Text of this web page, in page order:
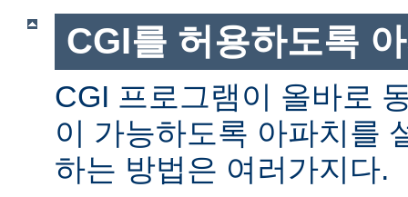
CGI를 허용하도록
CGI 프로그램이 올바로
이 가능하도록 아파치를
하는 방법은 여러가지다.